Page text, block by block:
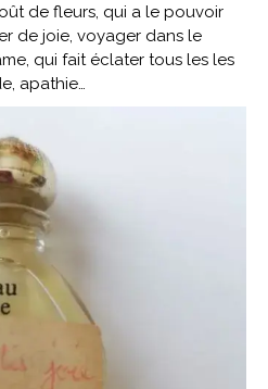
de fleurs, qui a le pouvoir
de joie, voyager dans le
qui fait éclater tous les les
apathie…